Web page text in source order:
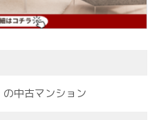
中古マンション